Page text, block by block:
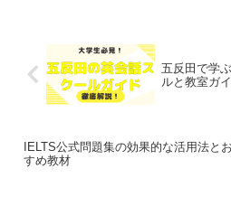
五反田で学
ルと教室ガ
IELTS公式問題集の効果的な活用法と
すめ教材